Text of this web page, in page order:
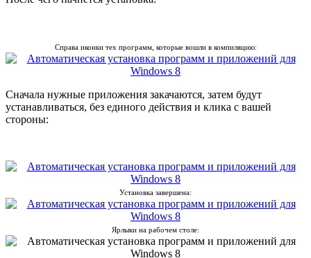
Справа иконки тех программ, которые вошли в компиляцию:
Сначала нужные приложения закачаются, затем будут
устанавливаться, без единого действия и клика с вашей
стороны:
Установка завершена:
Ярлыки на рабочем столе: